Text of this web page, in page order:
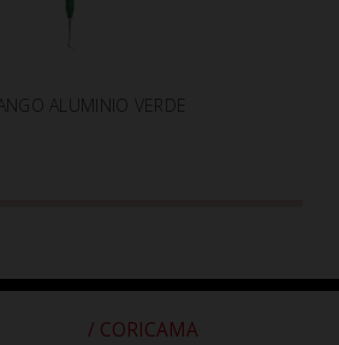
ALUMINIO VERDE
/ CORICAMA